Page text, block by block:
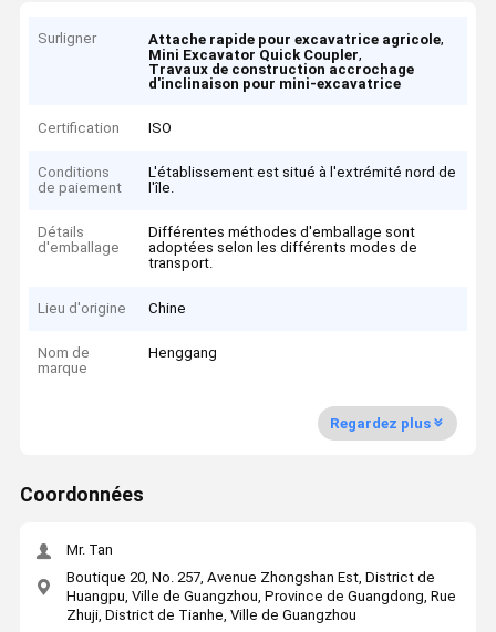
Surligner Attache rapide pour excavatrice agricole,
Mini Excavator Quick Coupler,
Travaux de construction accrochage
d'inclinaison pour mini-excavatrice
Certification ISO
Conditions
de paiement
L'établissement est situé à l'extrémité nord de
l'île.
Détails
d'emballage
Différentes méthodes d'emballage sont
adoptées selon les différents modes de
transport.
Lieu d'origine Chine
Nom de
marque
Henggang
Regardez plus
Coordonnées
Mr. Tan
Boutique 20, No. 257, Avenue Zhongshan Est, District de
Huangpu, Ville de Guangzhou, Province de Guangdong, Rue
Zhuji, District de Tianhe, Ville de Guangzhou